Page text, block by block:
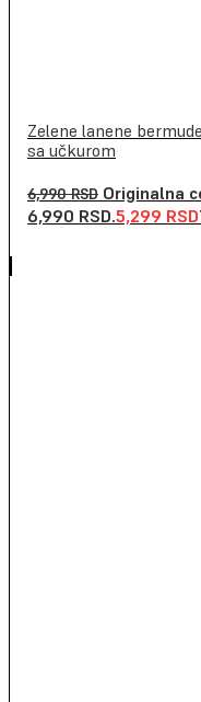
Zelene lanene bermude
sa učkurom
6,990RSD Originalna
6,990 RSD.5,299 RSD